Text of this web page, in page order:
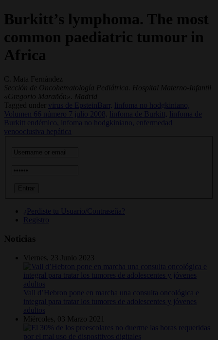
Burkitt’s lymphoma. The most
common paediatric tumour in
Africa
C. Mata Fernández
Sección de Oncohematología Pediátrica. Hospital Materno-Infantil
«Gregorio Marañón». Madrid
Tagged under
virus de EpsteinBarr,
linfoma no hodgkiniano,
Volumen 66 número 7 julio 2008,
linfoma de Burkitt,
linfoma de
Burkitt endémico,
infoma no hodgkiniano, enfermedad
venooclusiva hepática
¿Perdiste tu Usuario/Contraseña?
Registro
Noticias
Viernes, 23 Junio 2023
Vall d’Hebron pone en marcha una consulta oncológica e
integral para tratar los tumores de adolescentes y jóvenes
adultos
Miércoles, 03 Marzo 2021